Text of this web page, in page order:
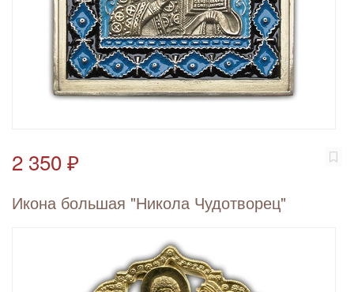
2 350 ₽
Икона большая "Никола Чудотворец"